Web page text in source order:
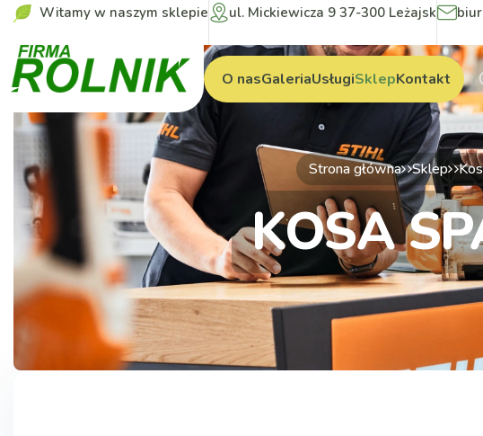
Witamy w naszym sklepie ul. Mickiewicza 9 37-300 Leżajsk
O nasGaleriaUsługiSklepKontakt
Strona główna Sklep
KOSA